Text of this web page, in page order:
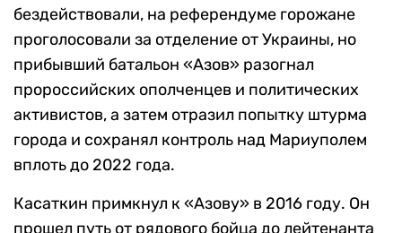
бездействовали, на референдуме горожане
проголосовали за отделение от Украины, но
прибывший батальон «Азов» разогнал
пророссийских ополченцев и политических
активистов, а затем отразил попытку штурма
города и сохранял контроль над Мариуполем
вплоть до 2022 года.
Касаткин примкнул к «Азову» в 2016 году. Он
прошел путь от рядового бойца до лейтенанта